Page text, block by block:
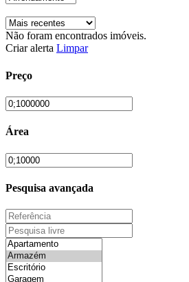
Não foram encontrados imóveis.
Criar alerta Limpar
Preço
Área
Pesquisa avançada